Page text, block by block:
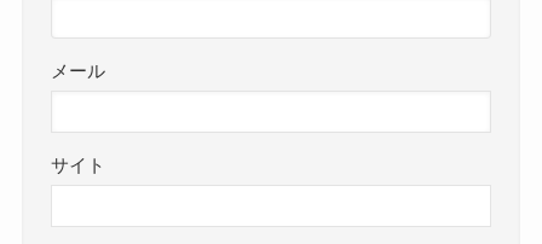
メール
サイト